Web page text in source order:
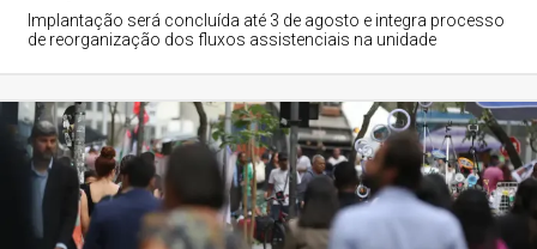
Implantação será concluída até 3 de agosto e integra processo
de reorganização dos fluxos assistenciais na unidade